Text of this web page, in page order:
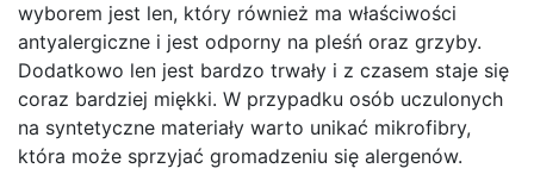
wyborem jest len, który również ma właściwości
antyalergiczne i jest odporny na pleśń oraz grzyby.
Dodatkowo len jest bardzo trwały i z czasem staje się
coraz bardziej miękki. W przypadku osób uczulonych
na syntetyczne materiały warto unikać mikrofibry,
która może sprzyjać gromadzeniu się alergenów.